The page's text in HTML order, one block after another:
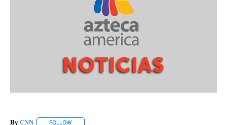
By CNN FOLLOW